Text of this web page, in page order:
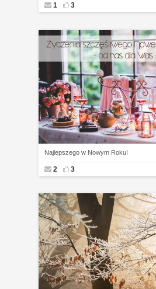
1 3
Najlepszego w Nowym Roku!
2 3